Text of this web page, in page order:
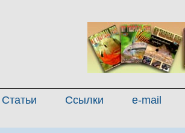
Статьи Ссылки e-mail